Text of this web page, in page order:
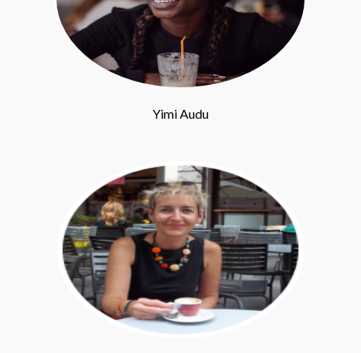
Yimi Audu